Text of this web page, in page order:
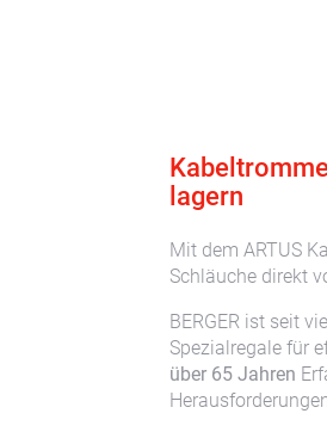
lagern
Mit dem ARTUS
Schläuche direkt
BERGER ist seit
Spezialregale für
über 65 Jahren